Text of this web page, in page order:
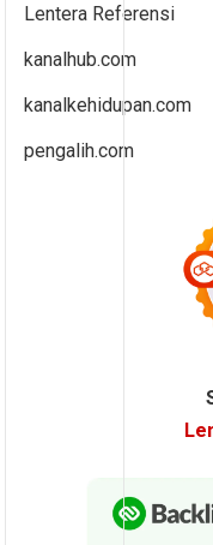
Lentera Referensi
kanalhub.com
kanalkehidupan.com
pengalih.com